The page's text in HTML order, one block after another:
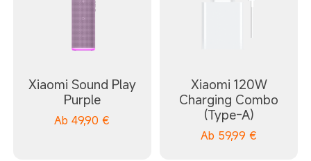
Xiaomi Sound Play
Purple
Ab 49,90 €
Xiaomi 120W
Charging Combo
(Type-A)
Ab 59,99 €